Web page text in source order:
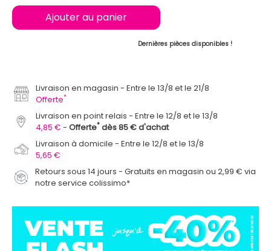
Ajouter au panier
Dernières pièces disponibles !
Livraison en magasin
Entre le 13/8 et le 21/8
Offerte*
Livraison en point relais
Entre le 12/8 et le 13/8
4,85 €
Offerte* dès 85 € d'achat
Livraison à domicile
Entre le 12/8 et le 13/8
5,65 €
Retours sous 14 jours - Gratuits en magasin ou 2,99 € via
notre service colissimo*